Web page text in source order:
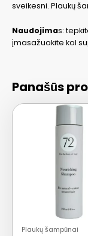
sveikesni. Plaukų
Naudojimas:
įmasažuokite kol
Panašūs
Plaukų šampūnai